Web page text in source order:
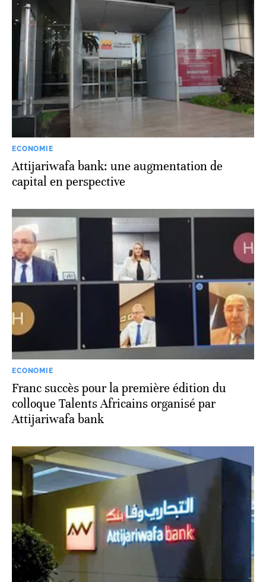
ECONOMIE
Attijariwafa bank: une augmentation de
capital en perspective
ECONOMIE
Franc succès pour la première édition du
colloque Talents Africains organisé par
Attijariwafa bank